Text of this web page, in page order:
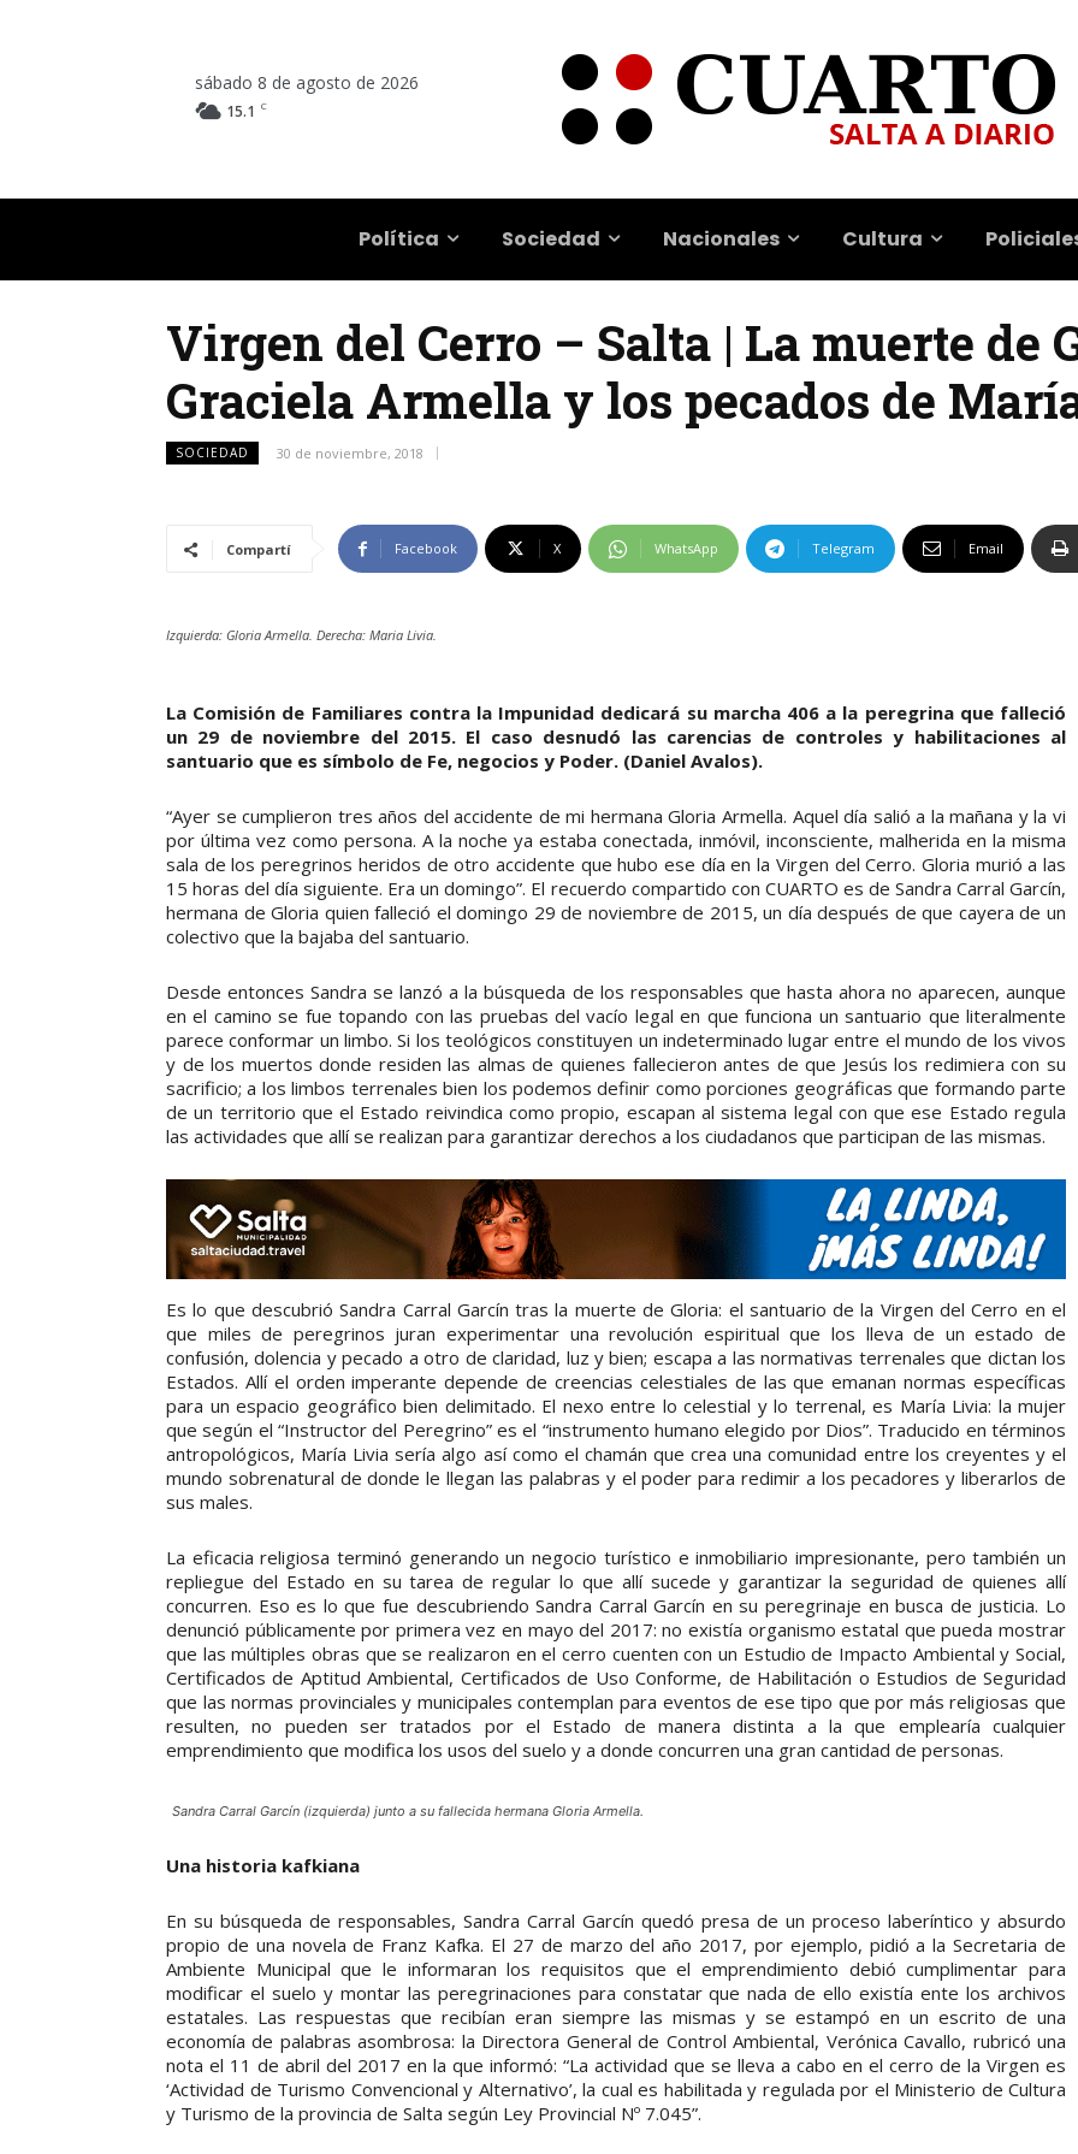
sábado 8 de agosto de 2026
15.1 C
Política Sociedad Nacionales Cultura
Virgen del Cerro – Salta | La muerte de
Graciela Armella y los pecados de
SOCIEDAD 30 de noviembre, 2018
Compartí Facebook X WhatsApp Telegram Email
Izquierda: Gloria Armella. Derecha: Maria Livia.
La Comisión de Familiares contra la Impunidad dedicará su marcha 406 a la peregrina que falleció
un 29 de noviembre del 2015. El caso desnudó las carencias de controles y habilitaciones al
santuario que es símbolo de Fe, negocios y Poder. (Daniel Avalos).
“Ayer se cumplieron tres años del accidente de mi hermana Gloria Armella. Aquel día salió a la mañana y la vi
por última vez como persona. A la noche ya estaba conectada, inmóvil, inconsciente, malherida en la misma
sala de los peregrinos heridos de otro accidente que hubo ese día en la Virgen del Cerro. Gloria murió a las
15 horas del día siguiente. Era un domingo”. El recuerdo compartido con CUARTO es de Sandra Carral Garcín,
hermana de Gloria quien falleció el domingo 29 de noviembre de 2015, un día después de que cayera de un
colectivo que la bajaba del santuario.
Desde entonces Sandra se lanzó a la búsqueda de los responsables que hasta ahora no aparecen, aunque
en el camino se fue topando con las pruebas del vacío legal en que funciona un santuario que literalmente
parece conformar un limbo. Si los teológicos constituyen un indeterminado lugar entre el mundo de los vivos
y de los muertos donde residen las almas de quienes fallecieron antes de que Jesús los redimiera con su
sacrificio; a los limbos terrenales bien los podemos definir como porciones geográficas que formando parte
de un territorio que el Estado reivindica como propio, escapan al sistema legal con que ese Estado regula
las actividades que allí se realizan para garantizar derechos a los ciudadanos que participan de las mismas.
Es lo que descubrió Sandra Carral Garcín tras la muerte de Gloria: el santuario de la Virgen del Cerro en el
que miles de peregrinos juran experimentar una revolución espiritual que los lleva de un estado de
confusión, dolencia y pecado a otro de claridad, luz y bien; escapa a las normativas terrenales que dictan los
Estados. Allí el orden imperante depende de creencias celestiales de las que emanan normas específicas
para un espacio geográfico bien delimitado. El nexo entre lo celestial y lo terrenal, es María Livia: la mujer
que según el “Instructor del Peregrino” es el “instrumento humano elegido por Dios”. Traducido en términos
antropológicos, María Livia sería algo así como el chamán que crea una comunidad entre los creyentes y el
mundo sobrenatural de donde le llegan las palabras y el poder para redimir a los pecadores y liberarlos de
sus males.
La eficacia religiosa terminó generando un negocio turístico e inmobiliario impresionante, pero también un
repliegue del Estado en su tarea de regular lo que allí sucede y garantizar la seguridad de quienes allí
concurren. Eso es lo que fue descubriendo Sandra Carral Garcín en su peregrinaje en busca de justicia. Lo
denunció públicamente por primera vez en mayo del 2017: no existía organismo estatal que pueda mostrar
que las múltiples obras que se realizaron en el cerro cuenten con un Estudio de Impacto Ambiental y Social,
Certificados de Aptitud Ambiental, Certificados de Uso Conforme, de Habilitación o Estudios de Seguridad
que las normas provinciales y municipales contemplan para eventos de ese tipo que por más religiosas que
resulten, no pueden ser tratados por el Estado de manera distinta a la que emplearía cualquier
emprendimiento que modifica los usos del suelo y a donde concurren una gran cantidad de personas.
Sandra Carral Garcín (izquierda) junto a su fallecida hermana Gloria Armella.
Una historia kafkiana
En su búsqueda de responsables, Sandra Carral Garcín quedó presa de un proceso laberíntico y absurdo
propio de una novela de Franz Kafka. El 27 de marzo del año 2017, por ejemplo, pidió a la Secretaria de
Ambiente Municipal que le informaran los requisitos que el emprendimiento debió cumplimentar para
modificar el suelo y montar las peregrinaciones para constatar que nada de ello existía ente los archivos
estatales. Las respuestas que recibían eran siempre las mismas y se estampó en un escrito de una
economía de palabras asombrosa: la Directora General de Control Ambiental, Verónica Cavallo, rubricó una
nota el 11 de abril del 2017 en la que informó: “La actividad que se lleva a cabo en el cerro de la Virgen es
‘Actividad de Turismo Convencional y Alternativo’, la cual es habilitada y regulada por el Ministerio de Cultura
y Turismo de la provincia de Salta según Ley Provincial Nº 7.045”.